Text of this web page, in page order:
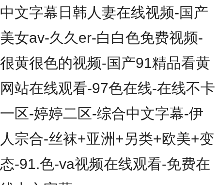
中文字幕日韩人妻在线视频-国产
美女av-久久er-白白色免费视频-
很黄很色的视频-国产91精品看黄
网站在线观看-97色在线-在线不卡
一区-婷婷二区-综合中文字幕-伊
人宗合-丝袜+亚洲+另类+欧美+变
态-91.色-va视频在线观看-免费在